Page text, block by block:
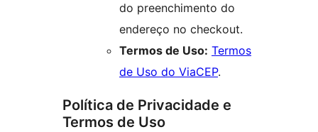
do preenchimento do
endereço no checkout.
Termos de Uso: Termos
de Uso do ViaCEP.
Política de Privacidade e
Termos de Uso